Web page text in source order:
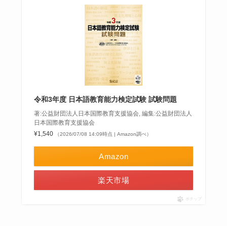
令和3年度 日本語教育能力検定試験 試験問題
著:公益財団法人日本国際教育支援協会, 編集:公益財団法人
日本国際教育支援協会
¥1,540
（2026/07/08 14:09時点 | Amazon調べ）
Amazon
楽天市場
ポチップ